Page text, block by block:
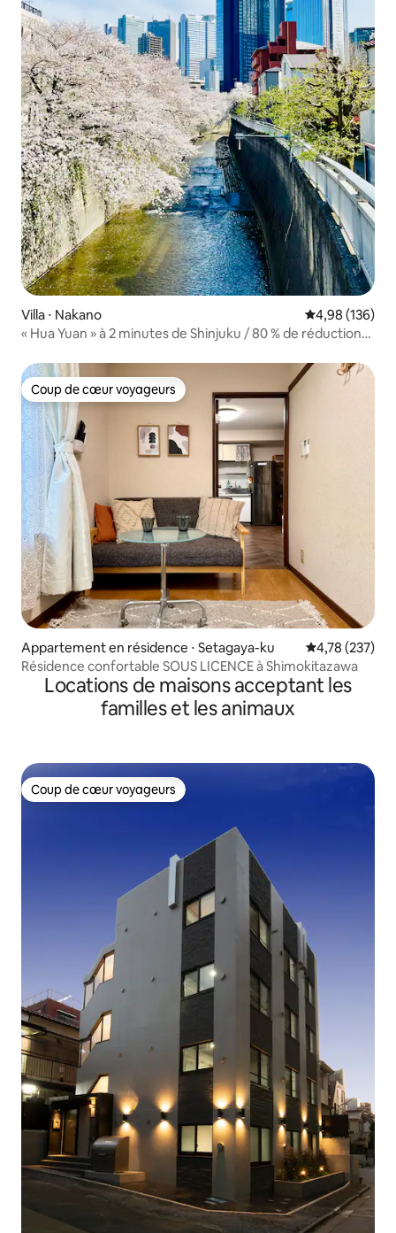
Villa ⋅ Nakano Évaluation
4,98 (136)
« Hua Yuan » à 2 minutes de Shinjuku / 80 % de réduction
gamme avec vue sur la rivière et sur les cerisiers en fleurs,
rare à Shinjuku] Spacieuse et confortable / Shinjuku /
Quartier d'affaires du centre de Shibuya
Coup de cœur voyageurs
Coup de cœur voyageurs
Appartement en résidence ⋅ Setagaya-ku Évaluation
4,78 (237)
Résidence confortable SOUS LICENCE à Shimokitazawa
Locations de maisons acceptant les
familles et les animaux
Coup de cœur voyageurs
Coup de cœur voyageurs